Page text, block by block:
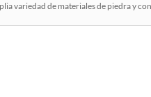
variedad de materiales de piedra y